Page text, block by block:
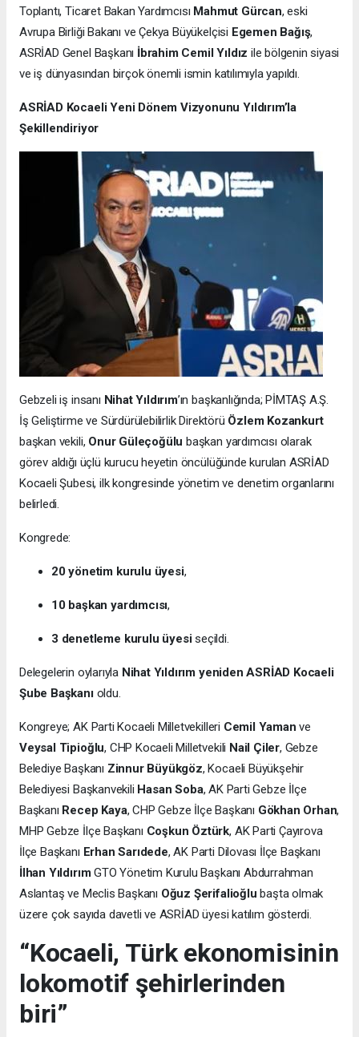
Toplantı, Ticaret Bakan Yardımcısı Mahmut Gürcan, eski
Avrupa Birliği Bakanı ve Çekya Büyükelçisi Egemen Bağış,
ASRİAD Genel Başkanı İbrahim Cemil Yıldız ile bölgenin siyasi
ve iş dünyasından birçok önemli ismin katılımıyla yapıldı.
ASRİAD Kocaeli Yeni Dönem Vizyonunu Yıldırım’la
Şekillendiriyor
Gebzeli iş insanı Nihat Yıldırım’ın başkanlığında; PİMTAŞ A.Ş.
İş Geliştirme ve Sürdürülebilirlik Direktörü Özlem Kozankurt
başkan vekili, Onur Güleçoğülu başkan yardımcısı olarak
görev aldığı üçlü kurucu heyetin öncülüğünde kurulan ASRİAD
Kocaeli Şubesi, ilk kongresinde yönetim ve denetim organlarını
belirledi.
Kongrede:
20 yönetim kurulu üyesi,
10 başkan yardımcısı,
3 denetleme kurulu üyesiseçildi.
Delegelerin oylarıyla Nihat Yıldırım yeniden ASRİAD Kocaeli
Şube Başkanıoldu.
Kongreye; AK Parti Kocaeli Milletvekilleri Cemil Yaman ve
Veysal Tipioğlu, CHP Kocaeli Milletvekili Nail Çiler, Gebze
Belediye Başkanı Zinnur Büyükgöz, Kocaeli Büyükşehir
Belediyesi Başkanvekili Hasan Soba, AK Parti Gebze İlçe
Başkanı Recep Kaya, CHP Gebze İlçe Başkanı Gökhan Orhan,
MHP Gebze İlçe Başkanı Coşkun Öztürk, AK Parti Çayırova
İlçe Başkanı Erhan Sarıdede, AK Parti Dilovası İlçe Başkanı
İlhan YıldırımGTO Yönetim Kurulu Başkanı Abdurrahman
Aslantaş ve Meclis Başkanı Oğuz Şerifalioğlu başta olmak
üzere çok sayıda davetli ve ASRİAD üyesi katılım gösterdi.
“Kocaeli, Türk ekonomisinin
lokomotif şehirlerinden
biri”